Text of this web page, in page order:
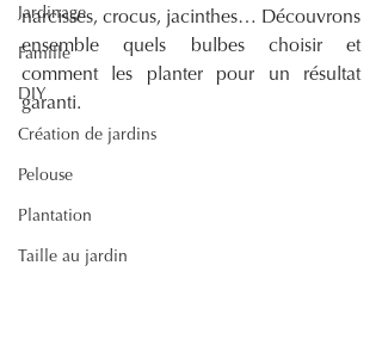
Jardinage
Famille
DIY
Création de jardins
Pelouse
Plantation
Taille au jardin
narcisses, crocus, jacinthes… Découvrons
ensemble quels bulbes choisir et
comment les planter pour un résultat
garanti.